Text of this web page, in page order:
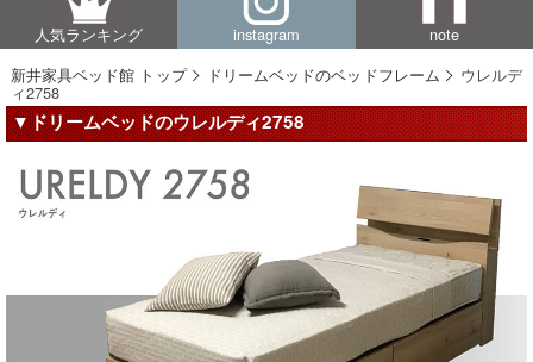
人気ランキング instagram
note
新井家具ベッド館 トップ
ドリームベッドのベッドフレーム ウレルデ
ィ2758
▼ドリームベッドのウレルディ2758